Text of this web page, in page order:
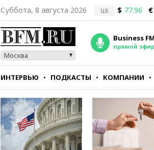
Суббота, 8 августа 2026 ЦБ $ 77.96 €
Москва
Business FM
прямой эфир
ИНТЕРВЬЮ ПОДКАСТЫ КОМПАНИИ
СТИЛЬ ТЕСТЫ